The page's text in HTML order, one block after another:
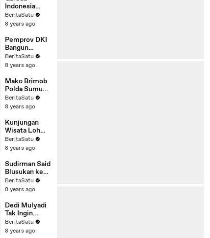
Mobile
Indonesia
Persiapkan
Diri Jelang
BeritaSatu
8 years ago
Pemprov DKI
Bangun
Fasilitas
Pengolahan
BeritaSatu
8 years ago
Mako Brimob
Polda Sumut
Perketat
Penjagaan
BeritaSatu
8 years ago
Kunjungan
Wisata Loh
Buaya Capai
70 Persen
BeritaSatu
8 years ago
Sudirman Said
Blusukan ke
Pasar
Tradisional
BeritaSatu
8 years ago
Dedi Mulyadi
Tak Ingin
Menang
Berdasarkan
BeritaSatu
8 years ago